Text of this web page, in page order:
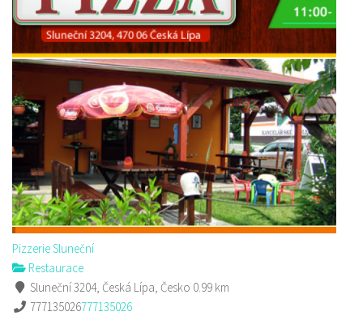
Pizzerie Sluneční
Restaurace
Sluneční 3204, Česká Lípa, Česko 0.99 km
777135026777135026